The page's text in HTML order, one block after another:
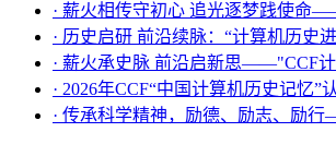
· 薪火相传守初心 追光逐梦践使命
· 历史启研 前沿续脉：“计算机历史
· 薪火承史脉 前沿启新思——"CCF
· 2026年CCF“中国计算机历史记忆”
· 传承科学精神，励德、励志、励